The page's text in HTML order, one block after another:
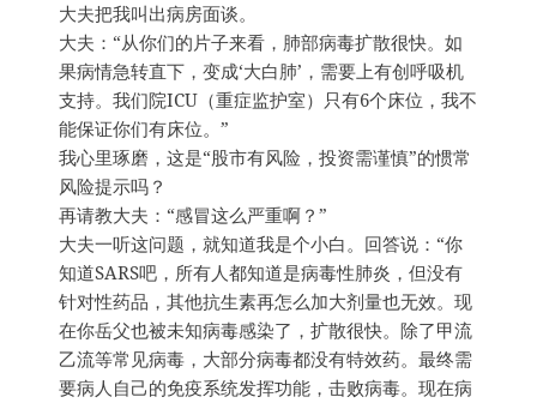
大夫把我叫出病房面谈。
大夫：“从你们的片子来看，肺部病毒扩散很快。如
果病情急转直下，变成‘大白肺’，需要上有创呼吸机
支持。我们院ICU（重症监护室）只有6个床位，我不
能保证你们有床位。”
我心里琢磨，这是“股市有风险，投资需谨慎”的惯常
风险提示吗？
再请教大夫：“感冒这么严重啊？”
大夫一听这问题，就知道我是个小白。回答说：“你
知道SARS吧，所有人都知道是病毒性肺炎，但没有
针对性药品，其他抗生素再怎么加大剂量也无效。现
在你岳父也被未知病毒感染了，扩散很快。除了甲流
乙流等常见病毒，大部分病毒都没有特效药。最终需
要病人自己的免疫系统发挥功能，击败病毒。现在病